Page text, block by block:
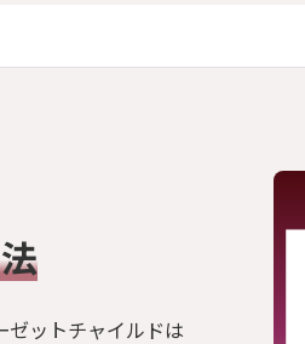
ゼットチャイルドは